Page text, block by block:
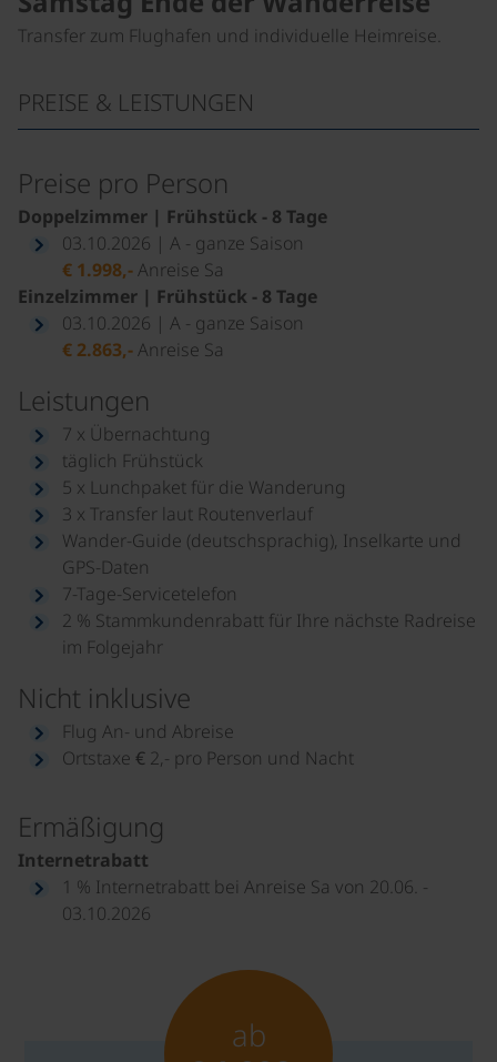
Transfer zum Flughafen und individuelle Heimreise.
PREISE & LEISTUNGEN
Preise pro Person
Doppelzimmer | Frühstück - 8 Tage
03.10.2026 | A - ganze Saison
€ 1.998,-Anreise Sa
Einzelzimmer | Frühstück - 8 Tage
03.10.2026 | A - ganze Saison
€ 2.863,-Anreise Sa
Leistungen
7 x Übernachtung
täglich Frühstück
5 x Lunchpaket für die Wanderung
3 x Transfer laut Routenverlauf
Wander-Guide (deutschsprachig), Inselkarte und
GPS-Daten
7-Tage-Servicetelefon
2 % Stammkundenrabatt für Ihre nächste Radreise
im Folgejahr
Nicht inklusive
Flug An- und Abreise
Ortstaxe € 2,- pro Person und Nacht
Ermäßigung
Internetrabatt
1 % Internetrabatt bei Anreise Sa von 20.06. -
03.10.2026
ab